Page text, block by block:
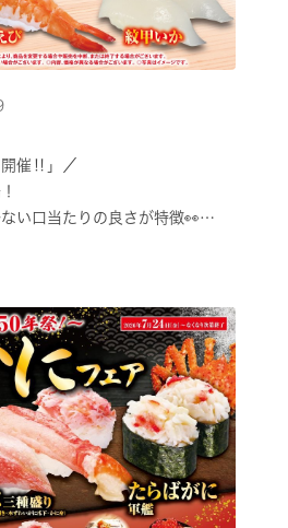
開催‼」／
い口当たりの良さが特徴👀
魚【鹿児島県産活〆かんぱち】など